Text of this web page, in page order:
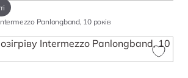
Panlongband, 10 років